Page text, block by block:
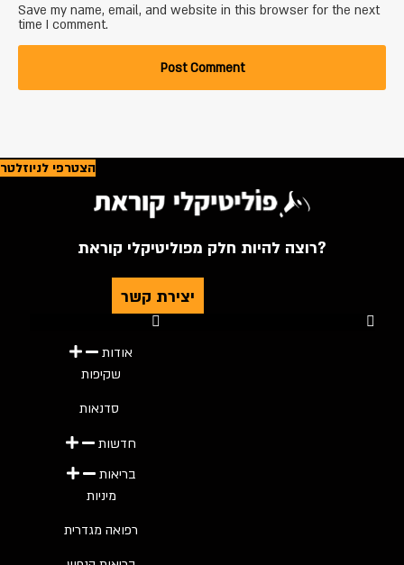
Save my name, email, and website in this browser for the next
time I comment.
הצטרפי לניוזלטר
רוצה להיות חלק מפוליטיקלי קוראת?
יצירת קשר
אודות
שקיפות
סדנאות
חדשות
בריאות
מיניות
רפואה מגדרית